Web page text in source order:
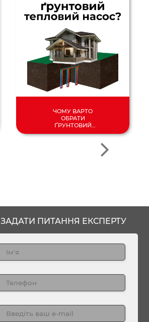
ЧОМУ ВАРТО
ОБРАТИ
ҐРУНТОВИЙ
ЗАДАТИ ПИТАННЯ ЕКСПЕРТУ